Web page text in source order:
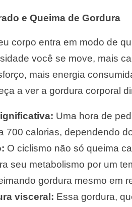
e Queima de Gordura
corpo entra em modo de
você se move, mais
mais energia
a ver a gordura corporal
Uma hora de
700 calorias, dependendo
O ciclismo não só queima
seu metabolismo por um
gordura mesmo em
visceral: Essa gordura,